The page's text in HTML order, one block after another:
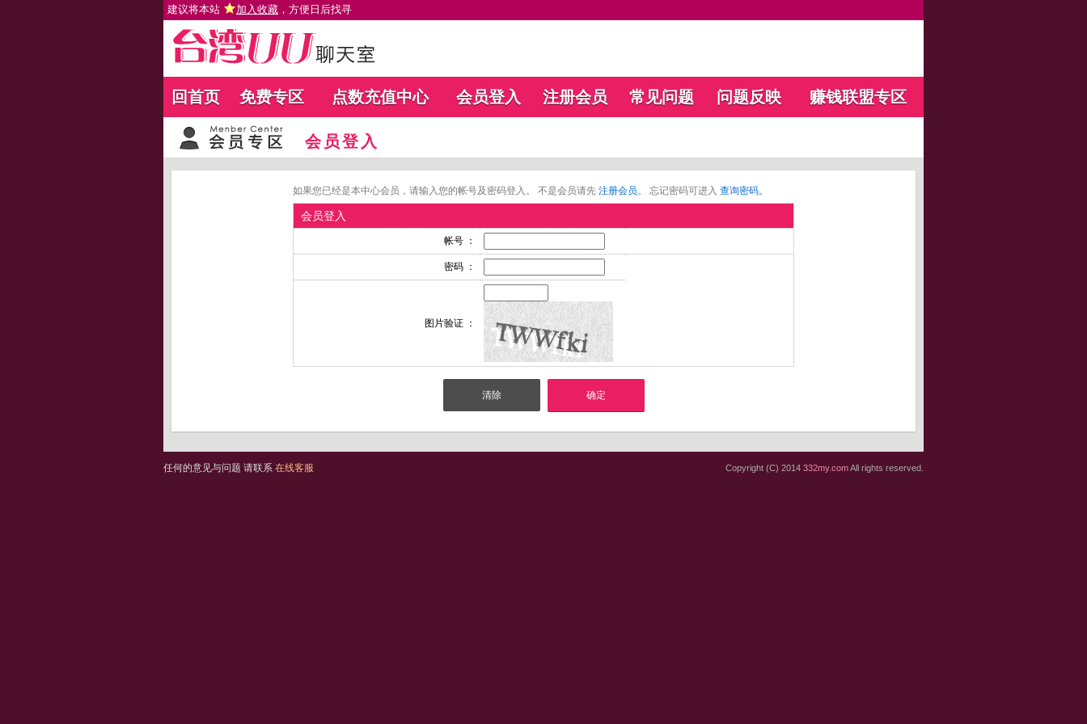
建议将本站 加入收藏 ，方便日后找寻
回首页 免费专区 点数充值中心 会员登入 注册会员 常见问题 问题反映 赚钱联盟专区
会员登入
如果您已经是本中心会员，请输入您的帐号及密码登入。 不是会员请先 注册会员。 忘记密码可进入 查询密码。
会员登入
帐号 ：
密码 ：
图片验证 ：
任何的意见与问题 请联系 在线客服 Copyright (C) 2014 332my.comAll rights reserved.